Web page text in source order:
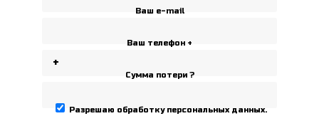
Ваш e-mail
Ваш телефон +
Сумма потери ?
Разрешаю обработку персональных данных.